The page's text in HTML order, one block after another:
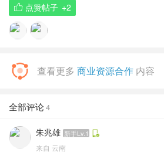
 点赞帖子 +2
查看更多 商业资源合作 内容
全部评论4
朱兆雄 新手Lv.1
来自 云南